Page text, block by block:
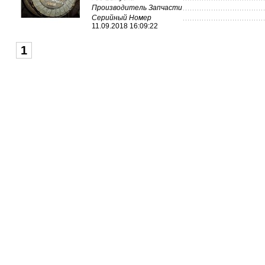
Производитель Запчасти
Серийный Номер
11.09.2018 16:09:22
1